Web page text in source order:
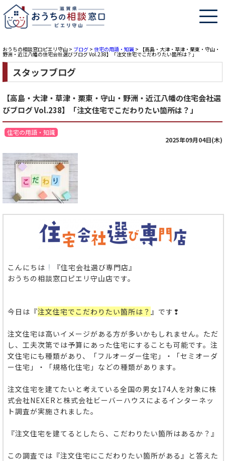
おうちの相談窓口ピエリ守山 > ブログ > 住宅の用語・知識 > 【高島・大津・草津・栗東・守山・
野洲・近江八幡の住宅会社選びブログ Vol.238】「注文住宅でこだわりたい箇所は？」
スタッフブログ
【高島・大津・草津・栗東・守山・野洲・近江八幡の住宅会社選
びブログ Vol.238】「注文住宅でこだわりたい箇所は？」
住宅の用語・知識
2025年09月04日(木)
こんにちは
『住宅会社選び専門店』
おうちの相談窓口ピエリ守山店です。
今日は『注文住宅でこだわりたい箇所は？ 』です❢
注文住宅は高いイメージがある方が多いかもしれません。ただ
し、工夫次第では予算にあった住宅にすることも可能です。注
文住宅にも種類があり、「フルオーダー住宅」・「セミオーダ
ー住宅」・「規格化住宅」などの種類があります。
注文住宅を建てたいと考えている全国の男女174人を対象に株
式会社NEXERと株式会社ビーバーハウスによる インターネッ
ト調査が実施されました。
『注文住宅を建てるとしたら、こだわりたい箇所はあるか？』
この調査では『注文住宅にこだわりたい箇所がある』と答えた